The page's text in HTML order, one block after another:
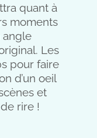
quant à
moments
angle
Les
pour faire
d’un oeil
et
rire !